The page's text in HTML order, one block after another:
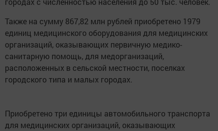
Также на сумму 867,82 млн рублей приобретено 1979
единиц медицинского оборудования для медицинских
организаций, оказывающих первичную медико-
санитарную помощь, для медорганизаций,
расположенных в сельской местности, поселках
городского типа и малых городах.
Приобретено три единицы автомобильного транспорта
для медицинских организаций, оказывающих